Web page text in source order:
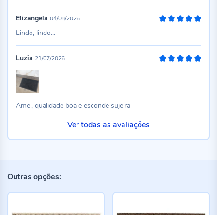
Elizangela 04/08/2026
Lindo, lindo...
Luzia 21/07/2026
Amei, qualidade boa e esconde sujeira
Ver todas as avaliações
Outras opções: